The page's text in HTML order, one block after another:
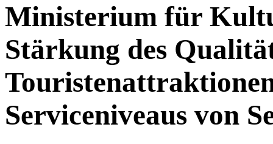
Ministerium für
Stärkung des
Serviceniveaus von